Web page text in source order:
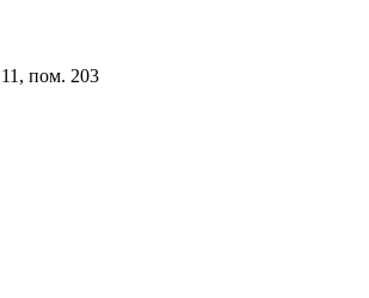
пом. 203